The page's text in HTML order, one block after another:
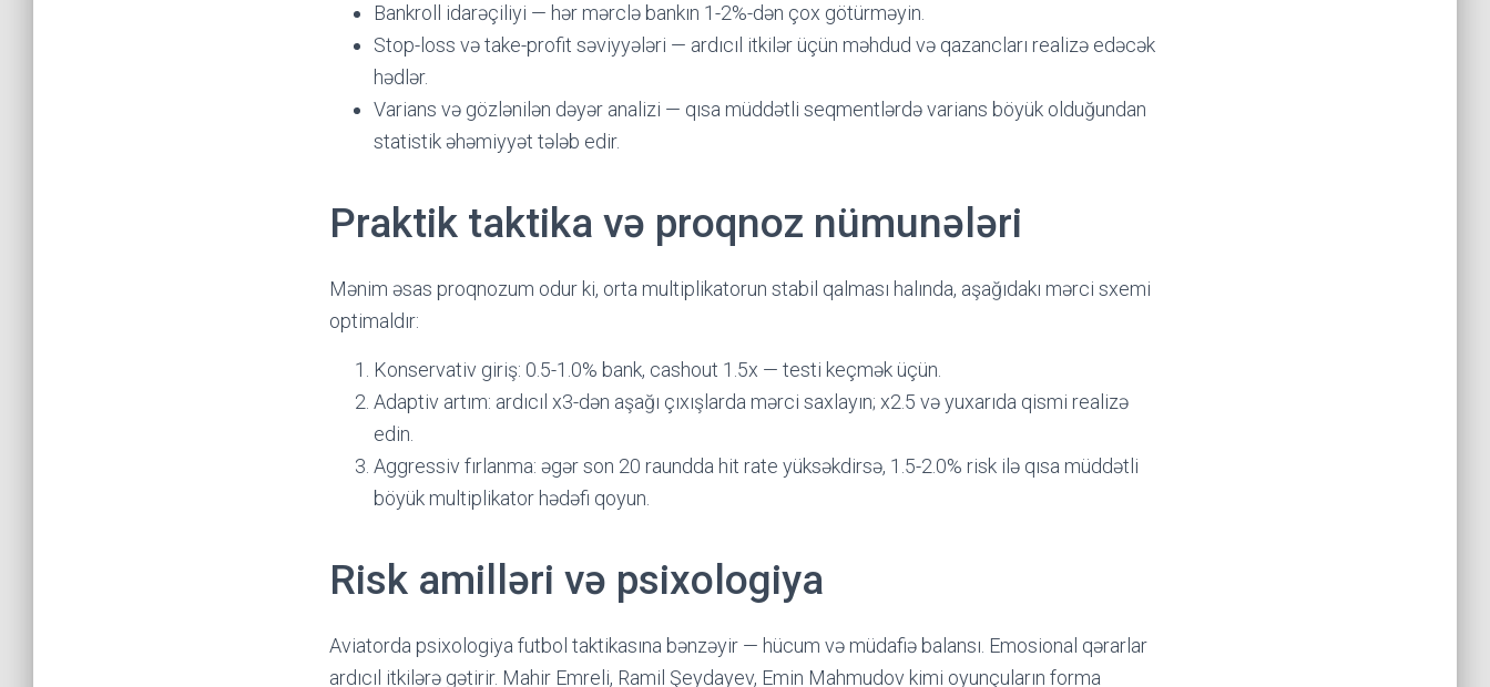
Bankroll idarəçiliyi — hər mərclə bankın 1-2%-dən çox götürməyin.
Stop-loss və take-profit səviyyələri — ardıcıl itkilər üçün məhdud və qazancları realizə edəcək
hədlər.
Varians və gözlənilən dəyər analizi — qısa müddətli seqmentlərdə varians böyük olduğundan
statistik əhəmiyyət tələb edir.
Praktik taktika və proqnoz nümunələri
Mənim əsas proqnozum odur ki, orta multiplikatorun stabil qalması halında, aşağıdakı mərci sxemi
optimaldır:
Konservativ giriş: 0.5-1.0% bank, cashout 1.5x — testi keçmək üçün.
Adaptiv artım: ardıcıl x3-dən aşağı çıxışlarda mərci saxlayın; x2.5 və yuxarıda qismi realizə
edin.
Aggressiv fırlanma: əgər son 20 raundda hit rate yüksəkdirsə, 1.5-2.0% risk ilə qısa müddətli
böyük multiplikator hədəfi qoyun.
Risk amilləri və psixologiya
Aviatorda psixologiya futbol taktikasına bənzəyir — hücum və müdafiə balansı. Emosional qərarlar
ardıcıl itkilərə gətirir. Mahir Emreli, Ramil Şeydayev, Emin Mahmudov kimi oyunçuların forma